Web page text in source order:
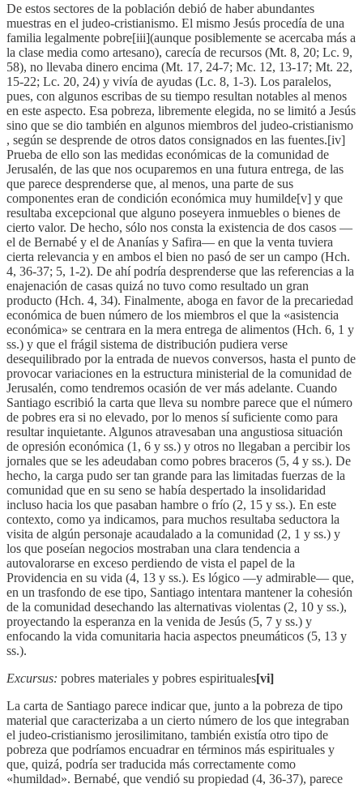
De estos sectores de la población debió de haber abundantes
muestras en el judeo-cristianismo. El mismo Jesús procedía de una
familia legalmente pobre[iii](aunque posiblemente se acercaba más a
la clase media como artesano), carecía de recursos (Mt. 8, 20; Lc. 9,
58), no llevaba dinero encima (Mt. 17, 24-7; Mc. 12, 13-17; Mt. 22,
15-22; Lc. 20, 24) y vivía de ayudas (Lc. 8, 1-3). Los paralelos,
pues, con algunos escribas de su tiempo resultan notables al menos
en este aspecto. Esa pobreza, libremente elegida, no se limitó a Jesús
sino que se dio también en algunos miembros del judeo-cristianismo
, según se desprende de otros datos consignados en las fuentes.[iv]
Prueba de ello son las medidas económicas de la comunidad de
Jerusalén, de las que nos ocuparemos en una futura entrega, de las
que parece desprenderse que, al menos, una parte de sus
componentes eran de condición económica muy humilde[v] y que
resultaba excepcional que alguno poseyera inmuebles o bienes de
cierto valor. De hecho, sólo nos consta la existencia de dos casos —
el de Bernabé y el de Ananías y Safira— en que la venta tuviera
cierta relevancia y en ambos el bien no pasó de ser un campo (Hch.
4, 36-37; 5, 1-2). De ahí podría desprenderse que las referencias a la
enajenación de casas quizá no tuvo como resultado un gran
producto (Hch. 4, 34). Finalmente, aboga en favor de la precariedad
económica de buen número de los miembros el que la «asistencia
económica» se centrara en la mera entrega de alimentos (Hch. 6, 1 y
ss.) y que el frágil sistema de distribución pudiera verse
desequilibrado por la entrada de nuevos conversos, hasta el punto de
provocar variaciones en la estructura ministerial de la comunidad de
Jerusalén, como tendremos ocasión de ver más adelante. Cuando
Santiago escribió la carta que lleva su nombre parece que el número
de pobres era si no elevado, por lo menos sí suficiente como para
resultar inquietante. Algunos atravesaban una angustiosa situación
de opresión económica (1, 6 y ss.) y otros no llegaban a percibir los
jornales que se les adeudaban como pobres braceros (5, 4 y ss.). De
hecho, la carga pudo ser tan grande para las limitadas fuerzas de la
comunidad que en su seno se había despertado la insolidaridad
incluso hacia los que pasaban hambre o frío (2, 15 y ss.). En este
contexto, como ya indicamos, para muchos resultaba seductora la
visita de algún personaje acaudalado a la comunidad (2, 1 y ss.) y
los que poseían negocios mostraban una clara tendencia a
autovalorarse en exceso perdiendo de vista el papel de la
Providencia en su vida (4, 13 y ss.). Es lógico —y admirable— que,
en un trasfondo de ese tipo, Santiago intentara mantener la cohesión
de la comunidad desechando las alternativas violentas (2, 10 y ss.),
proyectando la esperanza en la venida de Jesús (5, 7 y ss.) y
enfocando la vida comunitaria hacia aspectos pneumáticos (5, 13 y
ss.).
Excursus: pobres materiales y pobres espirituales[vi]
La carta de Santiago parece indicar que, junto a la pobreza de tipo
material que caracterizaba a un cierto número de los que integraban
el judeo-cristianismo jerosilimitano, también existía otro tipo de
pobreza que podríamos encuadrar en términos más espirituales y
que, quizá, podría ser traducida más correctamente como
«humildad». Bernabé, que vendió su propiedad (4, 36-37), parece